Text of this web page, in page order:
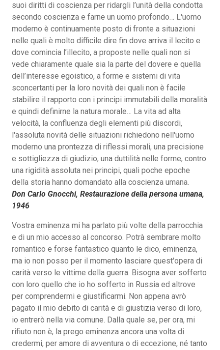
suoi diritti di coscienza per ridargli l’unità della condotta
secondo coscienza e farne un uomo profondo… L'uomo
moderno è continuamente posto di fronte a situazioni
nelle quali è molto difficile dire fin dove arriva il lecito e
dove comincia l’illecito, a proposte nelle quali non si
vede chiaramente quale sia la parte del dovere e quella
dell’interesse egoistico, a forme e sistemi di vita
sconcertanti per la loro novità dei quali non è facile
stabilire il rapporto con i principi immutabili della moralità
e quindi definirne la natura morale… La vita ad alta
velocità, la confluenza degli elementi più discordi,
l'assoluta novità delle situazioni richiedono nell'uomo
moderno una prontezza di riflessi morali, una precisione
e sottigliezza di giudizio, una duttilità nelle forme, contro
una rigidità assoluta nei principi, quali poche epoche
della storia hanno domandato alla coscienza umana.
Don Carlo Gnocchi, Restaurazione della persona umana,
1946
Vostra eminenza mi ha parlato più volte della parrocchia
e di un mio accesso al concorso. Potrà sembrare molto
romantico e forse fantastico quanto le dico, eminenza,
ma io non posso per il momento lasciare quest'opera di
carità verso le vittime della guerra. Bisogna aver sofferto
con loro quello che io ho sofferto in Russia ed altrove
per comprendermi e giustificarmi. Non appena avrò
pagato il mio debito di carità e di giustizia verso di loro,
io entrerò nella via comune. Dalla quale se, per ora, mi
rifiuto non è, la prego eminenza ancora una volta di
credermi, per amore di avventura o di eccezione, né tanto